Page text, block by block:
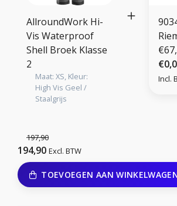
AllroundWork Hi-
Vis Waterproof
Shell Broek Klasse
2
Maat: XS, Kleur:
High Vis Geel /
Staalgrijs
Incl.
197,90
194,90 Excl. BTW
TOEVOEGEN AAN